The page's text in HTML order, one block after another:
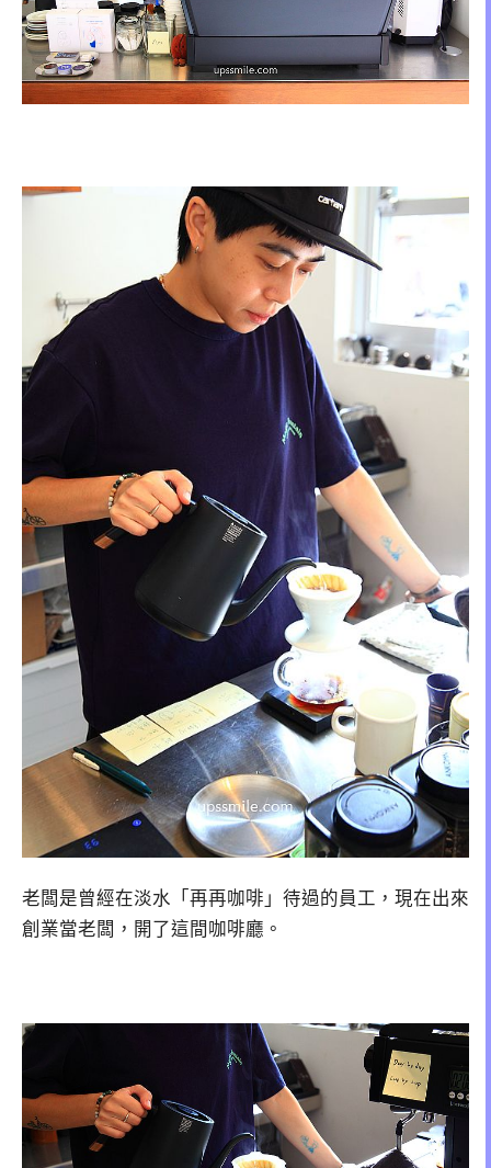
老闆是曾經在淡水「再再咖啡」待過的員工，現在出來
創業當老闆，開了這間咖啡廳。